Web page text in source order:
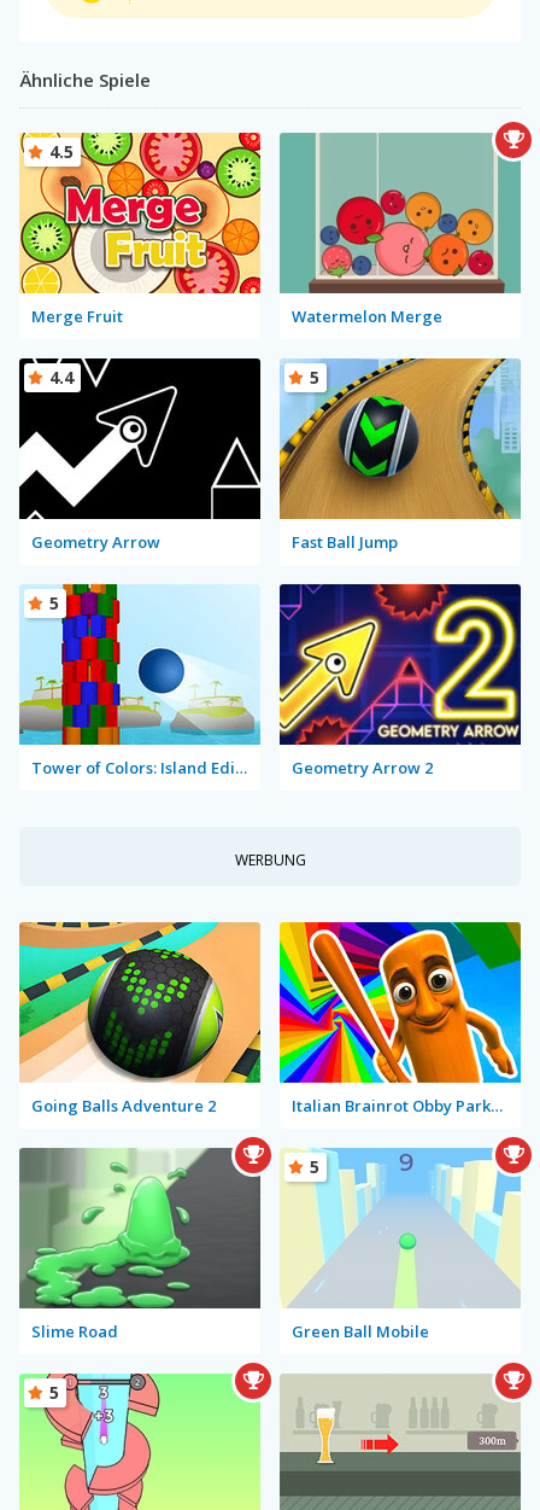
Ähnliche Spiele
Merge Fruit
4.5
Watermelon Merge
Geometry Arrow
4.4
Fast Ball Jump
5
Tower of Colors: Island Edition
5
Geometry Arrow 2
WERBUNG
Going Balls Adventure 2 Italian Brainrot Obby Parkour
Slime Road Green Ball Mobile
5
5